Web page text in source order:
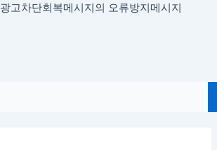
광고차단회복메시지의 오류방지메시지